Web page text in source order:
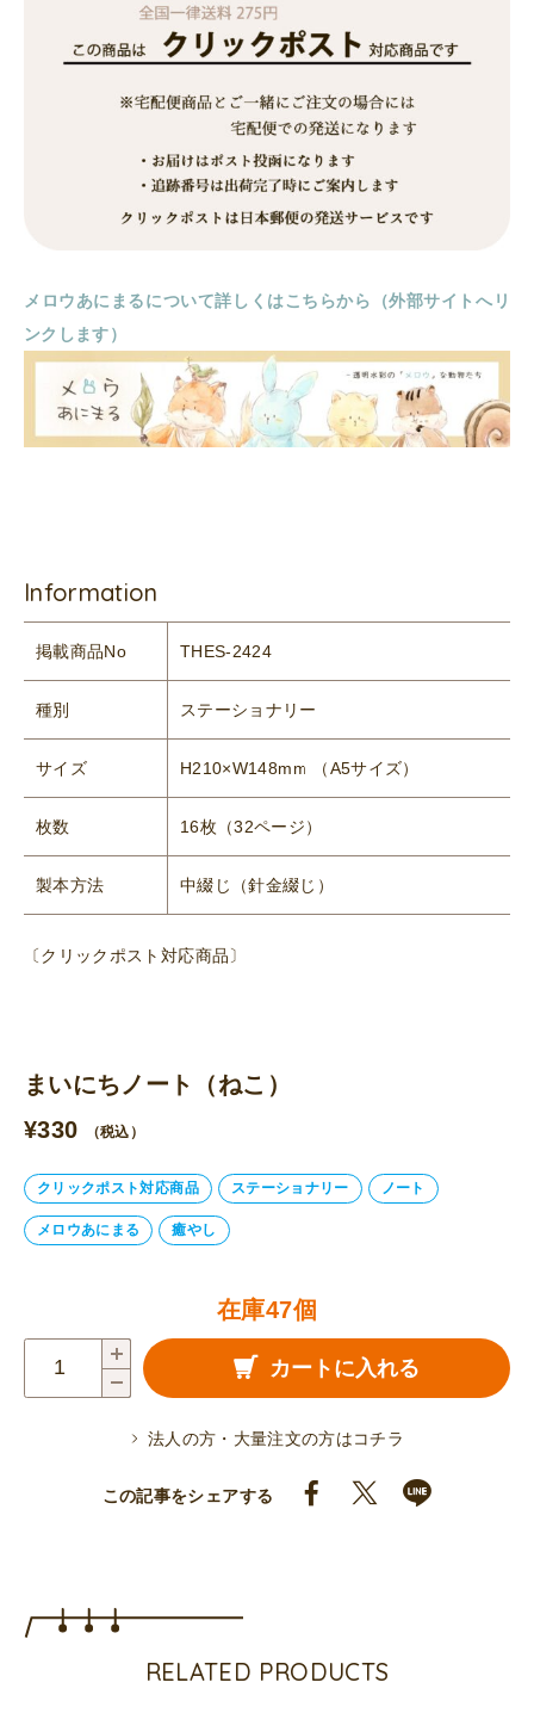
メロウあにまるについて詳しくはこちらから（外部サイトへリ
ンクします）
Information
掲載商品No THES-2424
種別 ステーショナリー
サイズ H210×W148mm （A5サイズ）
枚数 16枚（32ページ）
製本方法 中綴じ（針金綴じ）
〔クリックポスト対応商品〕
まいにちノート（ねこ）
¥330 （税込）
クリックポスト対応商品 ステーショナリー ノート
メロウあにまる 癒やし
在庫47個
こ）
カートに入れる
法人の方・大量注文の方はコチラ
この記事をシェアする
RELATED PRODUCTS